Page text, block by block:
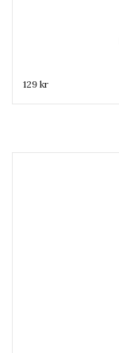
129 kr